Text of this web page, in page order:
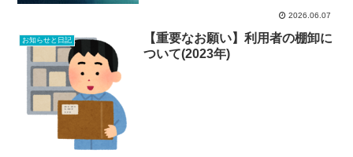
2026.06.07
お知らせと日記
【重要なお願い】利用者の棚卸に
ついて(2023年)